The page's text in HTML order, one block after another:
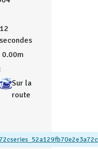
12
secondes
0.00m
Sur la
route
series_52a129fb70e2e3a72c